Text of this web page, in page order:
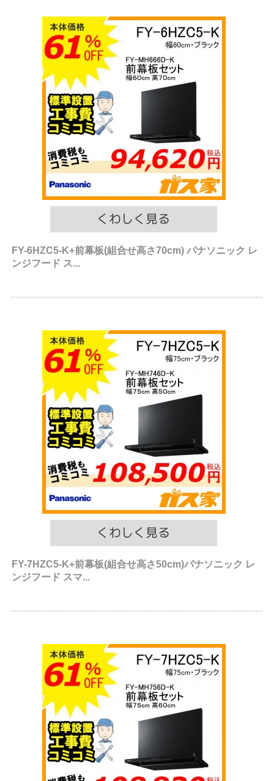
FY-6HZC5-K+前幕板(組合せ高さ70cm) パナソニック レ
ンジフード ス...
FY-7HZC5-K+前幕板(組合せ高さ50cm)パナソニック レ
ンジフード スマ...